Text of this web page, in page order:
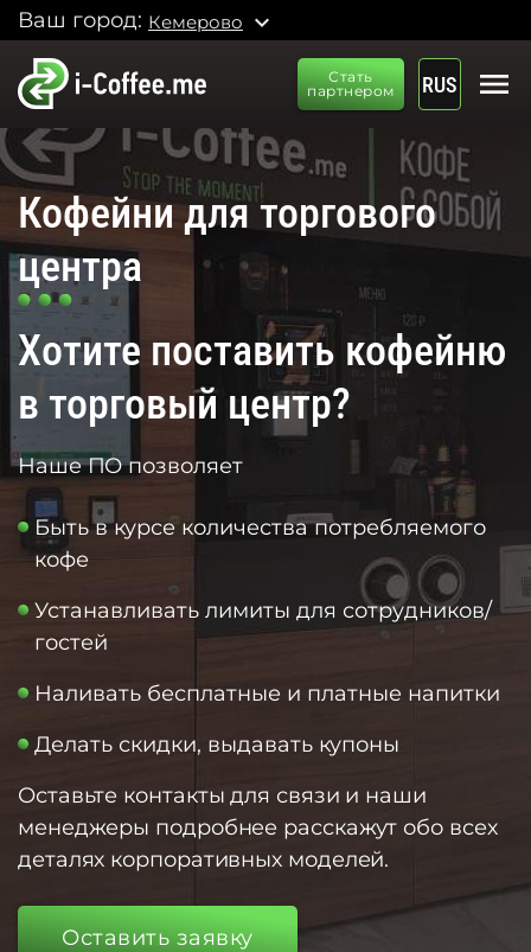
Ваш город: Кемерово expand_more
Стать
партнером
RUS menu
Кофейни для торгового
центра
Хотите поставить кофейню
в торговый центр?
Наше ПО позволяет
Быть в курсе количества потребляемого
кофе
Устанавливать лимиты для сотрудников/
гостей
Наливать бесплатные и платные напитки
Делать скидки, выдавать купоны
Оставьте контакты для связи и наши
менеджеры подробнее расскажут обо всех
деталях корпоративных моделей.
Оставить заявку